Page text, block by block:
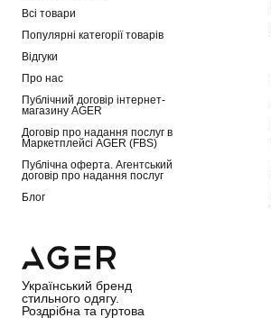
Всі товари
Популярні категорії товарів
Відгуки
Про нас
Публічний договір інтернет-
магазину AGER
Договір про надання послуг в
Маркетплейсі AGER (FBS)
Публічна оферта. Агентський
договір про надання послуг
Блог
Український бренд
стильного одягу.
Роздрібна та гуртова